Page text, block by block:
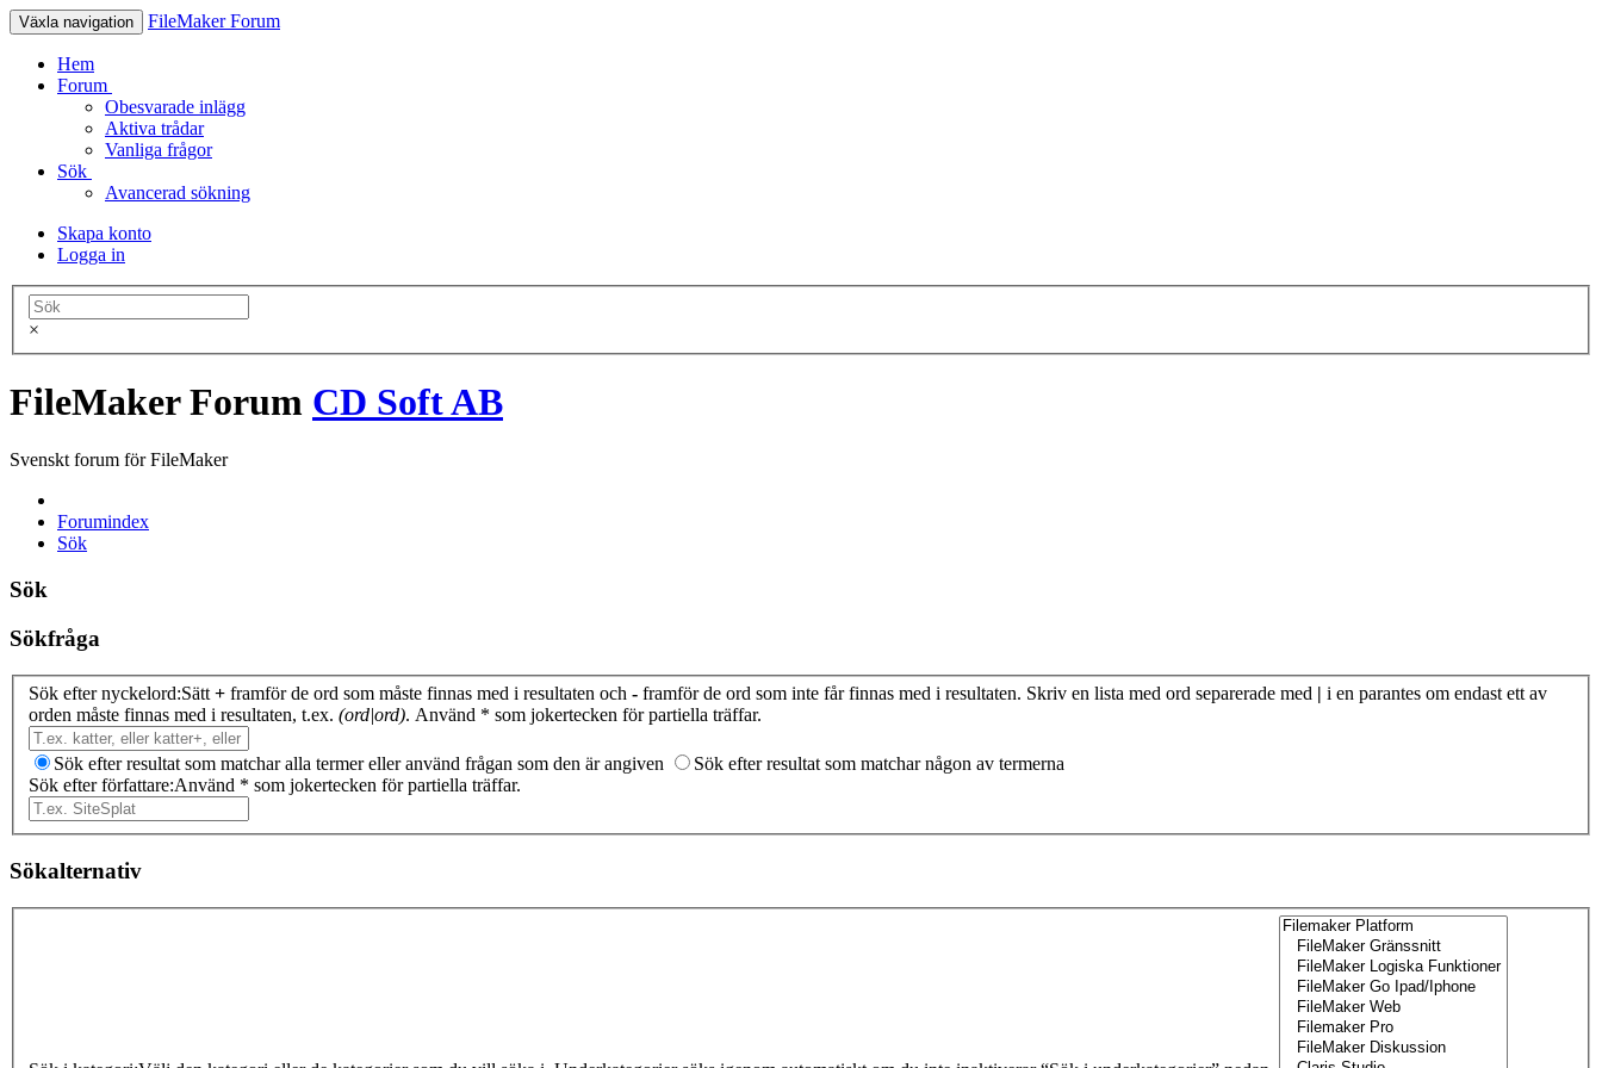
Växla navigation FileMaker Forum
Hem
Forum
Obesvarade inlägg
Aktiva trådar
Vanliga frågor
Sök
Avancerad sökning
Skapa konto
Logga in
×
FileMaker Forum CD Soft AB
Svenskt forum för FileMaker
Forumindex
Sök
Sök
Sökfråga
Sök efter nyckelord:Sätt + framför de ord som måste finnas med i resultaten och - framför de ord som inte får finnas med i resultaten. Skriv en lista med ord separerade med | i en parantes om endast ett av
orden måste finnas med i resultaten, t.ex. (ord|ord). Använd * som jokertecken för partiella träffar.
Sök efter resultat som matchar alla termer eller använd frågan som den är angiven
Sök efter resultat som matchar någon av termerna
Sök efter författare:Använd * som jokertecken för partiella träffar.
Sökalternativ